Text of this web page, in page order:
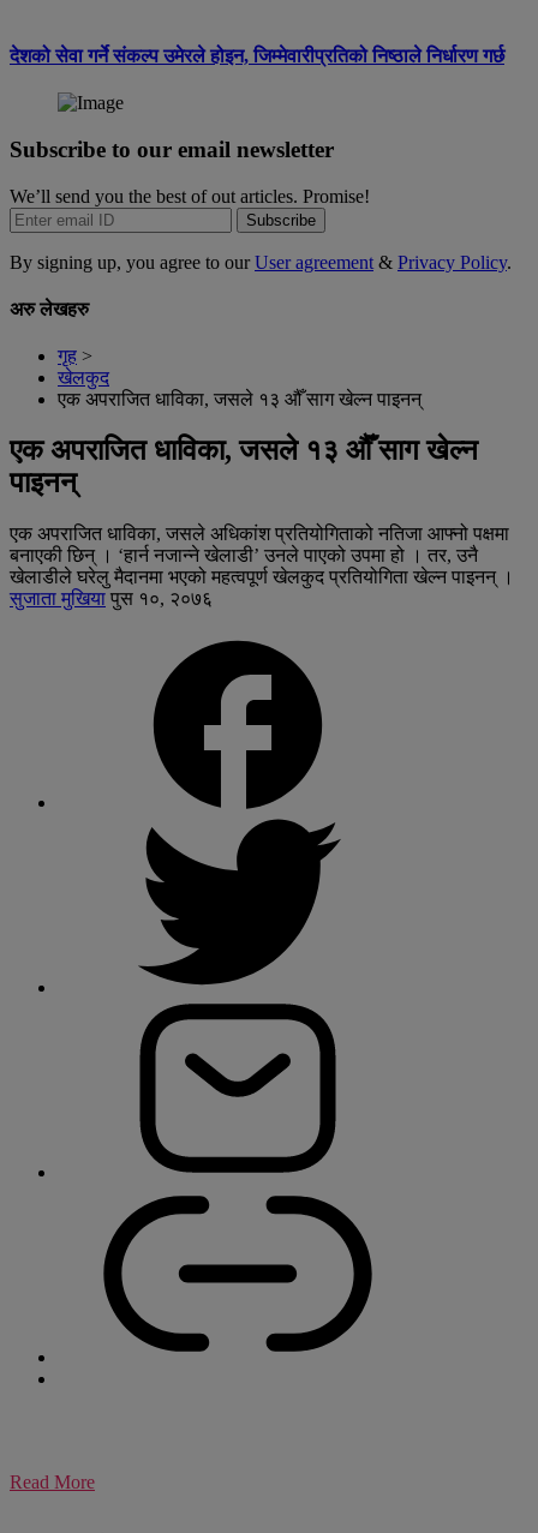
देशको सेवा गर्ने संकल्प उमेरले होइन, जिम्मेवारीप्रतिको निष्ठाले निर्धारण गर्छ
Subscribe to our email newsletter
We’ll send you the best of out articles. Promise!
Subscribe
By signing up, you agree to ourUser agreement & Privacy Policy.
अरु लेखहरु
गृह >
खेलकुद
एक अपराजित धाविका, जसले १३ औँ साग खेल्न पाइनन्
एक अपराजित धाविका, जसले १३ औँ साग खेल्न
पाइनन्
एक अपराजित धाविका, जसले अधिकांश प्रतियोगिताको नतिजा आफ्नो पक्षमा
बनाएकी छिन् । ‘हार्न नजान्ने खेलाडी’ उनले पाएको उपमा हो । तर, उनै
खेलाडीले घरेलु मैदानमा भएको महत्वपूर्ण खेलकुद प्रतियोगिता खेल्न पाइनन् ।
सुजाता मुखिया पुस १०, २०७६
Read More